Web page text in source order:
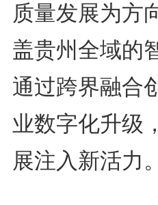
质量发展为方
盖贵州全域的
通过跨界融合
业数字化升级
展注入新活力。